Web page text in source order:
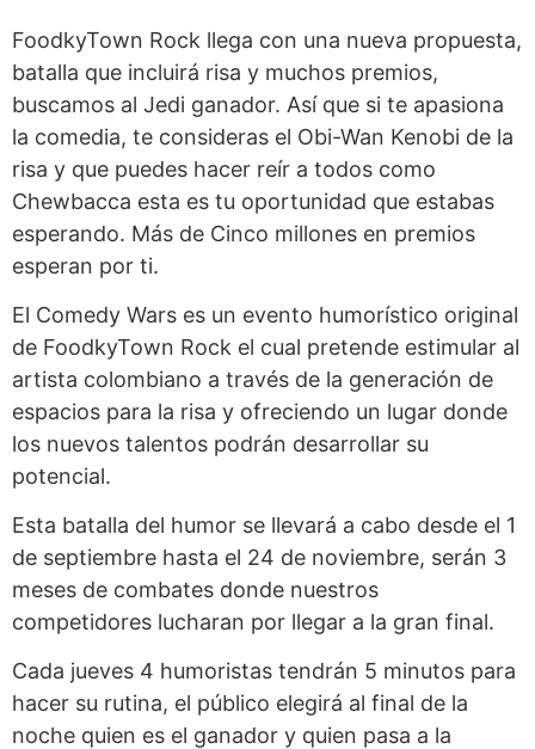
FoodkyTown Rock llega con una nueva propuesta,
batalla que incluirá risa y muchos premios,
buscamos al Jedi ganador. Así que si te apasiona
la comedia, te consideras el Obi-Wan Kenobi de la
risa y que puedes hacer reír a todos como
Chewbacca esta es tu oportunidad que estabas
esperando. Más de Cinco millones en premios
esperan por ti.
El Comedy Wars es un evento humorístico original
de FoodkyTown Rock el cual pretende estimular al
artista colombiano a través de la generación de
espacios para la risa y ofreciendo un lugar donde
los nuevos talentos podrán desarrollar su
potencial.
Esta batalla del humor se llevará a cabo desde el 1
de septiembre hasta el 24 de noviembre, serán 3
meses de combates donde nuestros
competidores lucharan por llegar a la gran final.
Cada jueves 4 humoristas tendrán 5 minutos para
hacer su rutina, el público elegirá al final de la
noche quien es el ganador y quien pasa a la